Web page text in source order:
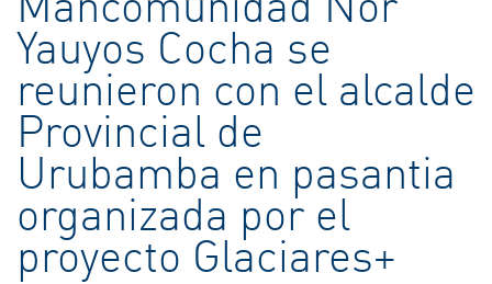
Yauyos Cocha se
reunieron con el alcalde
Provincial de
Urubamba en pasantia
organizada por el
proyecto Glaciares+